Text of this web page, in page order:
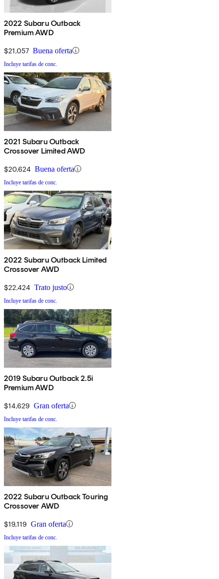
2022 Subaru Outback
Premium AWD
$21,057 Buena oferta
Incluye tarifas de conc.
2021 Subaru Outback
Crossover Limited AWD
$20,624 Buena oferta
Incluye tarifas de conc.
2022 Subaru Outback Limited
Crossover AWD
$22,424 Trato justo
Incluye tarifas de conc.
2019 Subaru Outback 2.5i
Premium AWD
$14,629 Gran oferta
Incluye tarifas de conc.
2022 Subaru Outback Touring
Crossover AWD
$19,119 Gran oferta
Incluye tarifas de conc.